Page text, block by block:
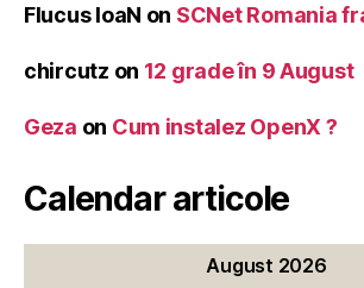
Flucus IoaN on SCNet Romania
chircutz on 12 grade în 9 August
Geza on Cum instalez OpenX ?
Calendar articole
August 2026